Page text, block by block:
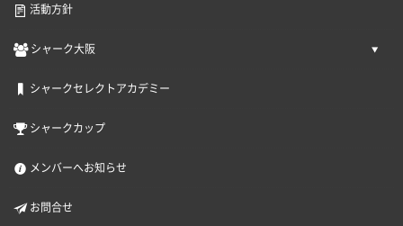
活動方針
シャーク大阪
シャークセレクトアカデミー
シャークカップ
メンバーへお知らせ
お問合せ